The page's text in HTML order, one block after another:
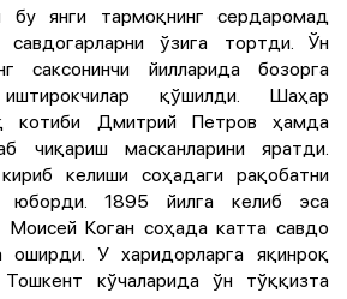
янги тармоқнинг сердаромад
савдогарларни ўзига тортди. Ўн
саксонинчи йилларида бозорга
қўшилди. Шаҳар
котиби Дмитрий Петров ҳамда
чиқариш масканларини яратди.
келиши соҳадаги рақобатни
юборди. 1895 йилга келиб эса
Моисей Коган соҳада катта савдо
оширди. У харидорларга яқинроқ
кўчаларида ўн тўққизта